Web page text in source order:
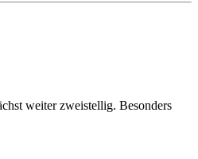
weiter zweistellig. Besonders